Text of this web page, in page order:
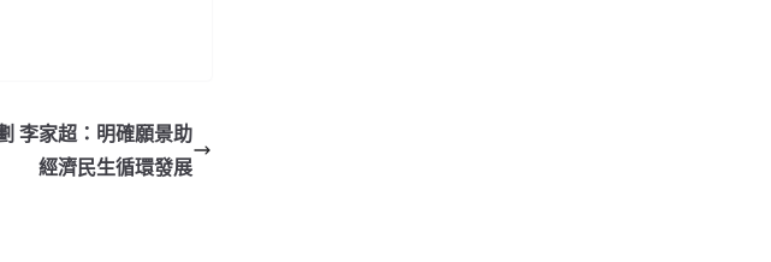
李家超：明確願景助
經濟民生循環發展